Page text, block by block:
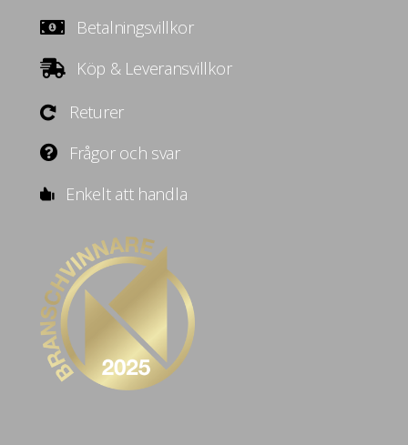
Betalningsvillkor
Köp & Leveransvillkor
Returer
Frågor och svar
Enkelt att handla